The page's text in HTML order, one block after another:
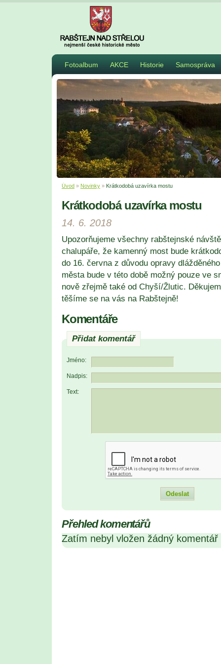
Fotoalbum AKCE Historie Samospráva
Úvod » Novinky » Krátkodobá uzavírka mostu
Krátkodobá uzavírka mostu
14. 6. 2018
Upozorňujeme všechny rabštejnské
chalupáře, že kamenný most bude
do 16. června z důvodu opravy
města bude v této době možný pouze ve
nově zřejmě také od Chyší/Žlutic.
těšíme se na vás na Rabštejně!
Komentáře
Přidat komentář
Jméno:
Nadpis:
Text:
Přehled komentářů
Zatím nebyl vložen žádný komentář